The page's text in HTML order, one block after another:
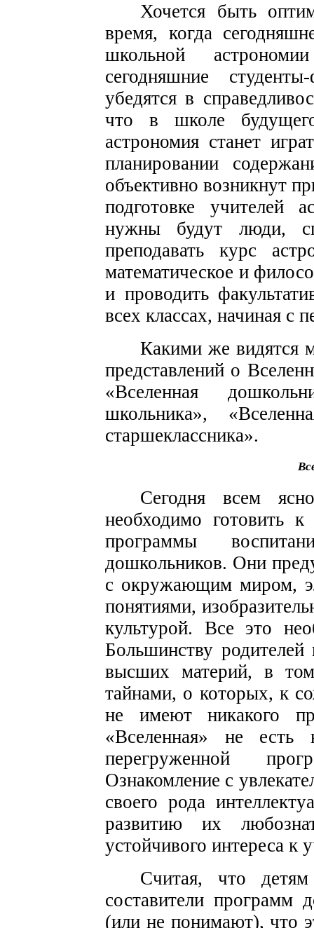
Хочется быть
время, когда
школьной
сегодняшние
убедятся в
что в школе
астрономия станет
планировании
объективно возникнут
подготовке учителей
нужны будут люди,
преподавать курс
математическое и
и проводить
всех классах, начиная с
Какими же видятся
представлений о
«Вселенная
школьника»,
старшеклассника».
Сегодня всем
необходимо готовить
программы
дошкольников. Они
с окружающим миром,
понятиями,
культурой. Все это
Большинству родителей
высших материй, в
тайнами, о которых, к
не имеют никакого
«Вселенная» не
перегруженной
Ознакомление с
своего рода
развитию их
устойчивого интереса к
Считая, что
составители программ
(или не понимают), что